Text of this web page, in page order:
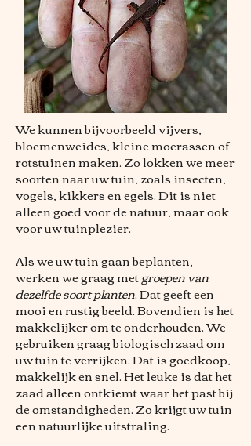
We kunnen bijvoorbeeld vijvers,
bloemenweides, kleine moerassen of
rotstuinen maken. Zo lokken we meer
soorten naar uw tuin, zoals insecten,
vogels, kikkers en egels. Dit is niet
alleen goed voor de natuur, maar ook
voor uw tuinplezier.
Als we uw tuin gaan beplanten,
werken we graag metgroepen van
dezelfde soort planten. Dat geeft een
mooi en rustig beeld. Bovendien is het
makkelijker om te onderhouden. We
gebruiken graag biologisch zaad om
uw tuin te verrijken. Dat is goedkoop,
makkelijk en snel. Het leuke is dat het
zaad alleen ontkiemt waar het past bij
de omstandigheden. Zo krijgt uw tuin
een natuurlijke uitstraling.